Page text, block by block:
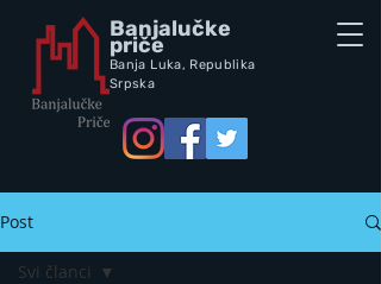
Banjalučke
priče
Banja Luka, Republika
Srpska
Post
Svi članci